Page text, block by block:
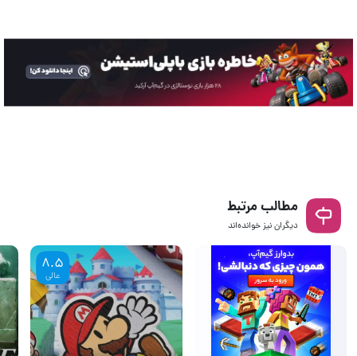
مطالب مرتبط
دیگران نیز خوانده‌اند
8.5
عالی